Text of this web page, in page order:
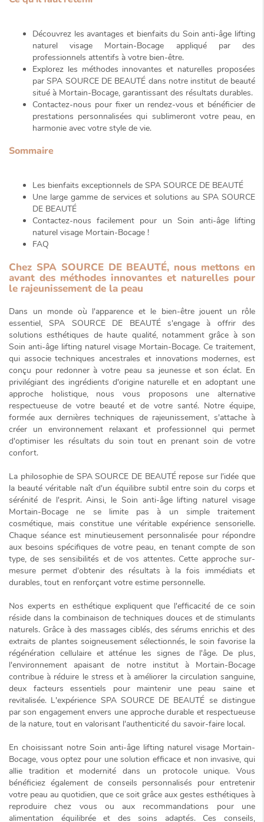
Découvrez les avantages et bienfaits du Soin anti-âge lifting
naturel visage Mortain-Bocage appliqué par des
professionnels attentifs à votre bien-être.
Explorez les méthodes innovantes et naturelles proposées
par SPA SOURCE DE BEAUTÉ dans notre institut de beauté
situé à Mortain-Bocage, garantissant des résultats durables.
Contactez-nous pour fixer un rendez-vous et bénéficier de
prestations personnalisées qui sublimeront votre peau, en
harmonie avec votre style de vie.
Sommaire
Les bienfaits exceptionnels de SPA SOURCE DE BEAUTÉ
Une large gamme de services et solutions au SPA SOURCE
DE BEAUTÉ
Contactez-nous facilement pour un Soin anti-âge lifting
naturel visage Mortain-Bocage !
FAQ
Chez SPA SOURCE DE BEAUTÉ, nous mettons en
avant des méthodes innovantes et naturelles pour
le rajeunissement de la peau
Dans un monde où l'apparence et le bien-être jouent un rôle
essentiel, SPA SOURCE DE BEAUTÉ s'engage à offrir des
solutions esthétiques de haute qualité, notamment grâce à son
Soin anti-âge lifting naturel visage Mortain-Bocage. Ce traitement,
qui associetechniques ancestrales et innovations modernes, est
conçu pour redonner à votre peau sa jeunesse et son éclat. En
privilégiant des ingrédients d'origine naturelle et en adoptant une
approche holistique, nous vous proposons une alternative
respectueuse de votre beauté et de votre santé. Notre équipe,
formée aux dernières techniques de rajeunissement, s'attache à
créer un environnement relaxant et professionnel qui permet
d'optimiser les résultats du soin tout en prenant soin de votre
confort.
La philosophie de SPA SOURCE DE BEAUTÉ repose sur l'idée que
la beauté véritable naît d'un équilibre subtil entre soin du corps et
sérénité de l'esprit. Ainsi, le Soin anti-âge lifting naturel visage
Mortain-Bocage ne se limite pas à un simple traitement
cosmétique, mais constitue une véritable expérience sensorielle.
Chaque séance est minutieusement personnalisée pour répondre
aux besoins spécifiques de votre peau, en tenant compte de son
type, de ses sensibilités et de vos attentes. Cette approche sur-
mesure permet d'obtenir des résultats à la fois immédiats et
durables, tout en renforçant votre estime personnelle.
Nos experts en esthétique expliquent que l'efficacité de ce soin
réside dans la combinaison de techniques douces et de stimulants
naturels. Grâce à des massages ciblés, des sérums enrichis et des
extraits de plantes soigneusement sélectionnés, le soin favorise la
régénération cellulaireet atténue les signes de l'âge. De plus,
l'environnement apaisant de notre institut à Mortain-Bocage
contribue à réduire le stress et à améliorer la circulation sanguine,
deux facteurs essentiels pour maintenir une peau saine et
revitalisée. L'expérience SPA SOURCE DE BEAUTÉ se distingue
par son engagement envers une approche durable et respectueuse
de la nature, tout en valorisant l'authenticité du savoir-faire local.
En choisissant notre Soin anti-âge lifting naturel visage Mortain-
Bocage, vous optez pour une solutionefficace et non invasive, qui
allie tradition et modernité dans un protocole unique. Vous
bénéficiez également de conseils personnalisés pour entretenir
votre peau au quotidien, que ce soit grâce aux gestes esthétiques à
reproduire chez vous ou aux recommandations pour une
alimentation équilibrée et des soins adaptés. Ces conseils,